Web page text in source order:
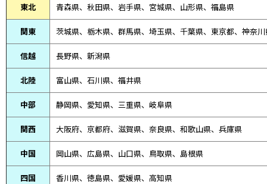
東北 青森県、 秋田県、 岩手県、宮城県、山形県、福島県
関東 茨城県、栃木県、群馬県、埼玉県、千葉県、東京都、神奈
信越 長野県、新潟県
北陸 富山県、 石川県、 福井県
中部 静岡県、 愛知県、 三重県、 岐阜県
関西 大阪府、京都府、滋賀県、奈良県、和歌山県、兵庫県
中国 岡山県、広島県、山口県、鳥取県、島根県
四国 香川県、徳島県、愛媛県、高知県